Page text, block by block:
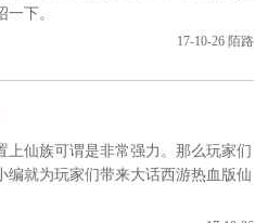
下。
17-10-26 陌路
仙族可谓是非常强力。那么玩家们
就为玩家们带来大话西游热血版仙